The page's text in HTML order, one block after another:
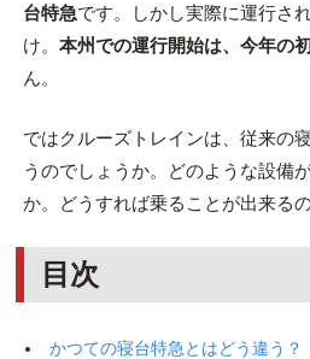
台特急です。しかし実際に運行さ
け。 本州での運行開始は、今年の
ん。
ではクルーズトレインは、従来の
うのでしょうか。どのような設備
か。どうすれば乗ることが出来る
目次
かつての寝台特急とはどう違う？